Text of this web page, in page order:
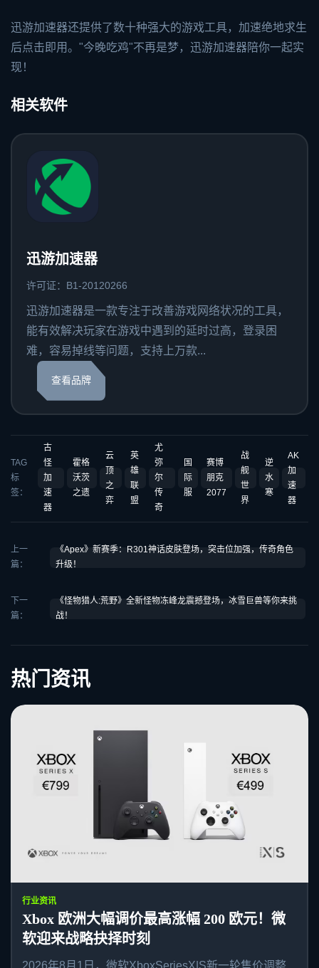
迅游加速器还提供了数十种强大的游戏工具，加速绝地求生
后点击即用。"今晚吃鸡"不再是梦，迅游加速器陪你一起实
现！
相关软件
迅游加速器
许可证：B1-20120266
迅游加速器是一款专注于改善游戏网络状况的工具，
能有效解决玩家在游戏中遇到的延时过高，登录困
难，容易掉线等问题，支持上万款...
查看品牌
TAG
标
签：
古
怪
加
速
器
霍格
沃茨
之遗
云
顶
之
弈
英
雄
联
盟
尤
弥
尔
传
奇
国
际
服
赛博
朋克
2077
战
舰
世
界
逆
水
寒
AK
加
速
器
上一
篇：
《Apex》新赛季：R301神话皮肤登场，突击位加强，传奇角色
升级！
下一
篇：
《怪物猎人:荒野》全新怪物冻峰龙震撼登场，冰雪巨兽等你来挑
战！
热门资讯
行业资讯
Xbox 欧洲大幅调价最高涨幅 200 欧元！微
软迎来战略抉择时刻